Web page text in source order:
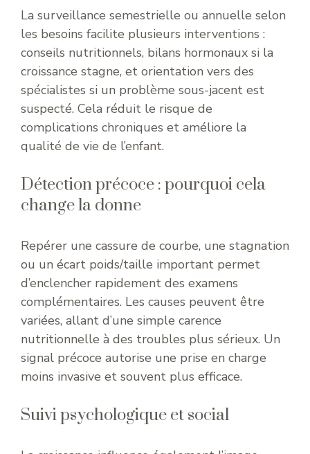
La surveillance semestrielle ou annuelle selon
les besoins facilite plusieurs interventions :
conseils nutritionnels, bilans hormonaux si la
croissance stagne, et orientation vers des
spécialistes si un problème sous-jacent est
suspecté. Cela réduit le risque de
complications chroniques et améliore la
qualité de vie de l’enfant.
Détection précoce : pourquoi cela
change la donne
Repérer une cassure de courbe, une stagnation
ou un écart poids/taille important permet
d’enclencher rapidement des examens
complémentaires. Les causes peuvent être
variées, allant d’une simple carence
nutritionnelle à des troubles plus sérieux. Un
signal précoce autorise une prise en charge
moins invasive et souvent plus efficace.
Suivi psychologique et social